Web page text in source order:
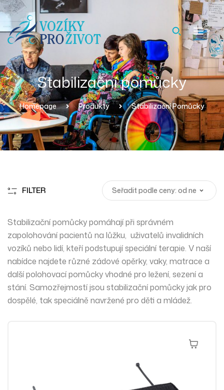
Stabilizační pomůcky
Homepage Produkty Stabilizační Pomůcky
FILTER
Stabilizační pomůcky pomáhají při správném
zapolohovánípacientů na lůžku, uživatelů invalidních
vozíků nebo lidí, kteří podstupují speciální terapie. V naší
nabídce najdete různé zádové opěrky, vaky, matrace a
další polohovací pomůcky vhodné pro ležení, sezení a
stání. Samozřejmostí jsou stabilizační pomůcky jak pro
dospělé, tak speciálně navržené pro děti a mládež.
Přidat Do